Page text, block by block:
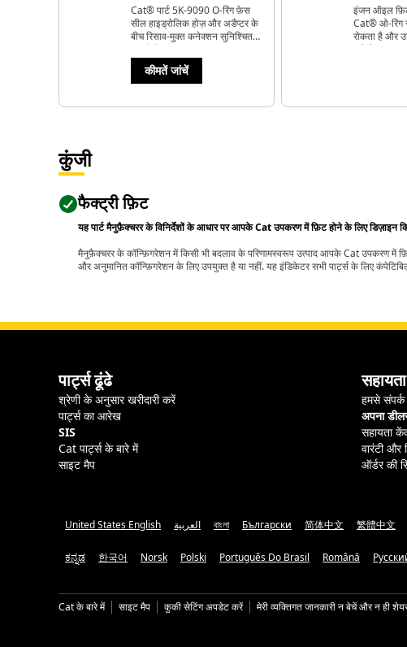
Cat® पार्ट 5K-9090 O-रिंग फ़ेस
सील हाइड्रोलिक होज़ और अडैप्टर के
बीच रिसाव-मुक्त कनेक्शन सुनिश्चित
करती है.
कीमतें जांचें
इंजन ऑइल
Cat® ओ-रिंग
रोकता है और
सुनिश्चित
कुंजी
फैक्ट्री फ़िट
यह पार्ट मैनुफ़ैक्चरर के विनिर्देशों के आधार पर आपके Cat उपकरण में फ़िट होने के लिए डिज़ाइन
मैनुफ़ैक्चरर के कॉन्फ़िगरेशन में किसी भी बदलाव के परिणामस्वरूप उत्पाद आपके Cat उपकरण में
और अनुमानित कॉन्फ़िगरेशन के लिए उपयुक्त है या नहीं. यह इंडिकेटर सभी पार्ट्स के लिए
पार्ट्स ढूंढे
श्रेणी के अनुसार खरीदारी करें
पार्ट्स का आरेख
SIS
Cat पार्ट्स के बारे में
साइट मैप
सहायता
हमसे
अपना
सहायता
वारंटी और
ऑर्डर की
United States English العربية বাংলা Български 简体中文 繁體中文
ಕನ್ನಡ 한국어 Norsk Polski Português Do Brasil Română
Cat के बारे में साइट मैप कुकी सेटिंग अपडेट करें मेरी व्यक्तिगत जानकारी न बेचें और न ही